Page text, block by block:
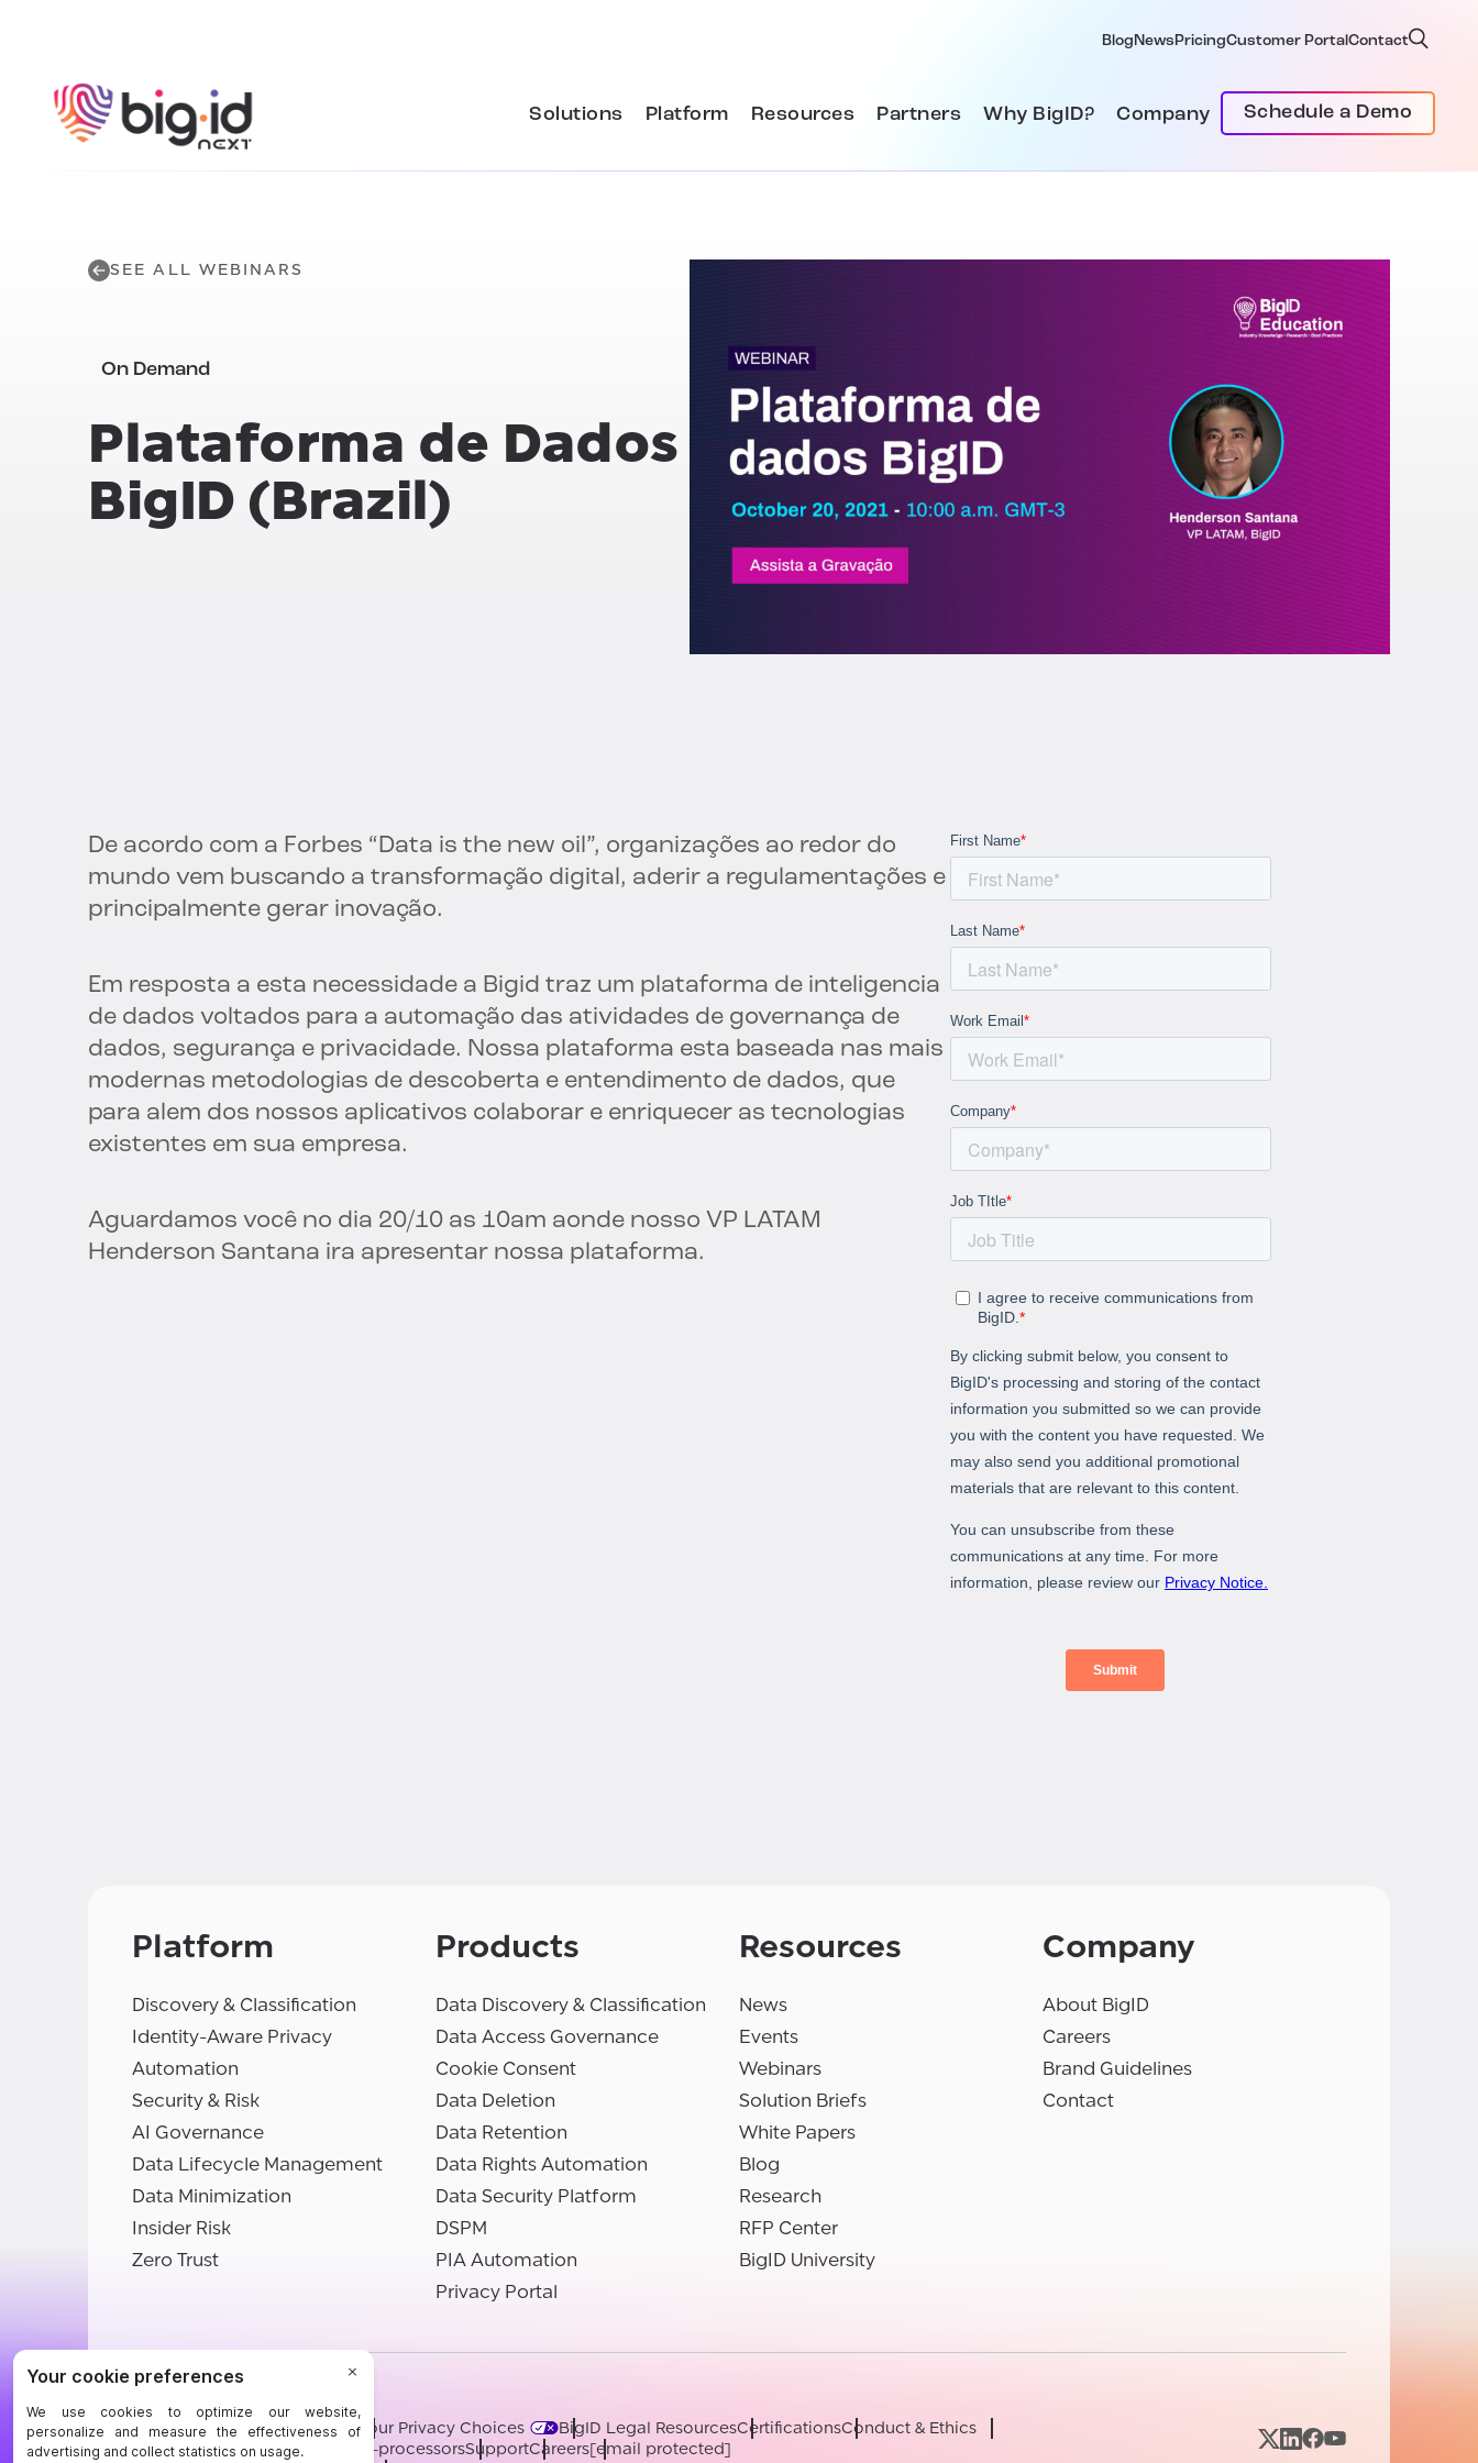
Blog News PricingCustomer PortalContact
Solutions Platform Resources Partners Why BigID? Company Schedule a Demo
SEE ALL WEBINARS
On Demand
Plataforma de Dados
BigID (Brazil)
De acordo com a Forbes “Data is the new oil”, organizações ao redor do
mundo vem buscando a transformação digital, aderir a regulamentações e
principalmente gerar inovação.
Em resposta a esta necessidade a Bigid traz um plataforma de inteligencia
de dados voltados para a automação das atividades de governança de
dados, segurança e privacidade. Nossa plataforma esta baseada nas mais
modernas metodologias de descoberta e entendimento de dados, que
para alem dos nossos aplicativos colaborar e enriquecer as tecnologias
existentes em sua empresa.
Aguardamos você no dia 20/10 as 10am aonde nosso VP LATAM
Henderson Santana ira apresentar nossa plataforma.
Platform
Discovery & Classification
Identity-Aware Privacy
Automation
Security & Risk
AI Governance
Data Lifecycle Management
Data Minimization
Insider Risk
Zero Trust
Products
Data Discovery & Classification
Data Access Governance
Cookie Consent
Data Deletion
Data Retention
Data Rights Automation
Data Security Platform
DSPM
PIA Automation
Privacy Portal
Resources
News
Events
Webinars
Solution Briefs
White Papers
Blog
Research
RFP Center
BigID University
Company
About BigID
Careers
Brand Guidelines
Contact
©BigID
TermsPrivacy NoticeCookiesYour Privacy Choices BigID Legal ResourcesCertificationsConduct & Ethics
Modern Slavery Statement
Sub-processorsSupportCareers[email protected]